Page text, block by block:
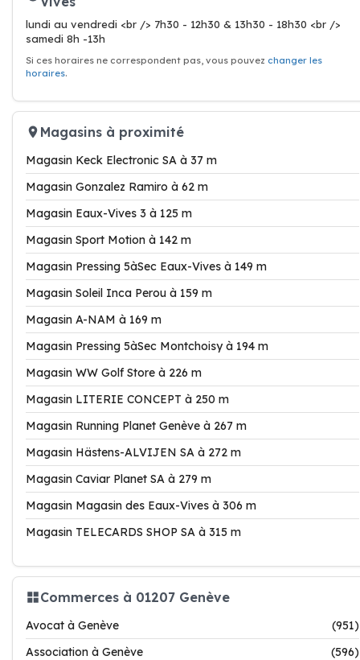
lundi au vendredi <br /> 7h30 - 12h30 & 13h30 - 18h30 <br />
samedi 8h -13h
Si ces horaires ne correspondent pas, vous pouvez changer les
horaires.
Magasins à proximité
Magasin Keck Electronic SA à 37 m
Magasin Gonzalez Ramiro à 62 m
Magasin Eaux-Vives 3 à 125 m
Magasin Sport Motion à 142 m
Magasin Pressing 5àSec Eaux-Vives à 149 m
Magasin Soleil Inca Perou à 159 m
Magasin A-NAM à 169 m
Magasin Pressing 5àSec Montchoisy à 194 m
Magasin WW Golf Store à 226 m
Magasin LITERIE CONCEPT à 250 m
Magasin Running Planet Genève à 267 m
Magasin Hästens-ALVIJEN SA à 272 m
Magasin Caviar Planet SA à 279 m
Magasin Magasin des Eaux-Vives à 306 m
Magasin TELECARDS SHOP SA à 315 m
Commerces à 01207 Genève
Avocat à Genève
(951)
Association à Genève
(596)